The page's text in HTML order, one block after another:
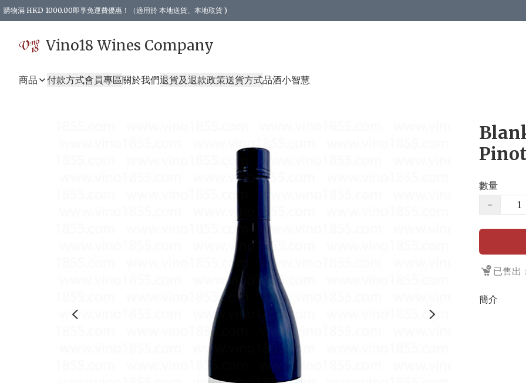
購物滿 HKD 1000.00即享免運費優惠！（適用於 本地送貨、本地取貨 )
Vino18 Wines Company
商品 付款方式會員專區關於我們退貨及退款政策送貨方式品酒小智慧
數量
−
已售出
簡介